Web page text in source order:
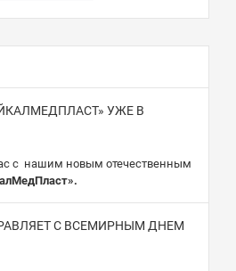
УЖЕ В
с нашим новым отечественным
С ВСЕМИРНЫМ ДНЕМ